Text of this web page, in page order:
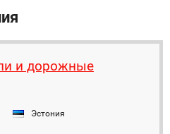
и дорожные
Эстония